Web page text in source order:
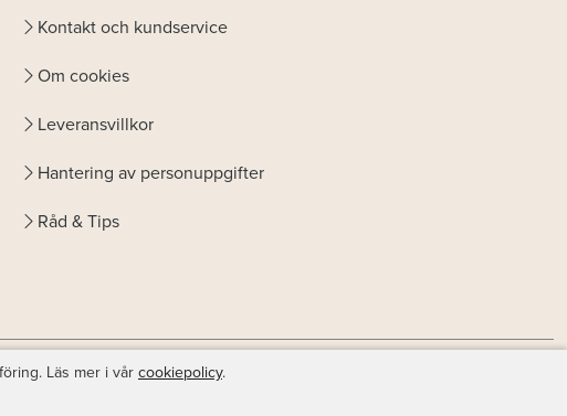
Kontakt och kundservice
Om cookies
Leveransvillkor
Hantering av personuppgifter
Råd & Tips
Läs mer i vår cookiepolicy.